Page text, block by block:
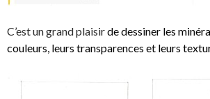
C’est un grand plaisirde dessiner les
couleurs, leurs transparences et leurs